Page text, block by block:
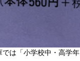
は「小学校中・高学年